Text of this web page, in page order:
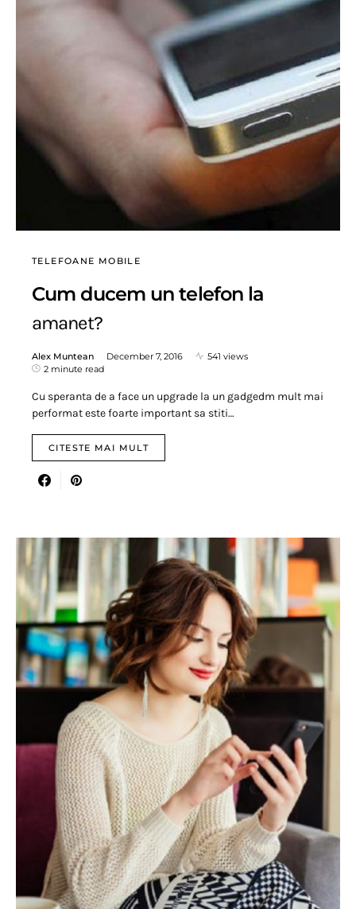
TELEFOANE MOBILE
Cum ducem un telefon la
amanet?
Alex Muntean December 7, 2016
541 views
2 minute read
Cu speranta de a face un upgrade la un gadgedm mult mai
performat este foarte important sa stiti…
CITESTE MAI MULT